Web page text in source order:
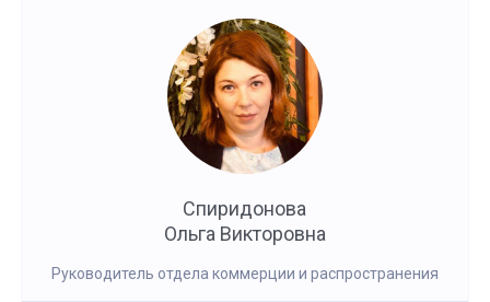
Спиридонова
Ольга Викторовна
Руководитель отдела коммерции и распространения